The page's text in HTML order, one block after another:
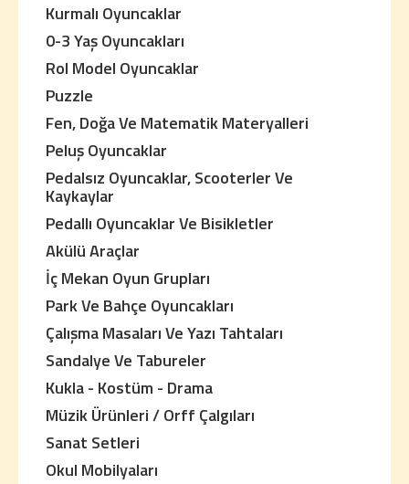
Kurmalı Oyuncaklar
0-3 Yaş Oyuncakları
Rol Model Oyuncaklar
Puzzle
Fen, Doğa Ve Matematik Materyalleri
Peluş Oyuncaklar
Pedalsız Oyuncaklar, Scooterler Ve
Kaykaylar
Pedallı Oyuncaklar Ve Bisikletler
Akülü Araçlar
İç Mekan Oyun Grupları
Park Ve Bahçe Oyuncakları
Çalışma Masaları Ve Yazı Tahtaları
Sandalye Ve Tabureler
Kukla - Kostüm - Drama
Müzik Ürünleri / Orff Çalgıları
Sanat Setleri
Okul Mobilyaları